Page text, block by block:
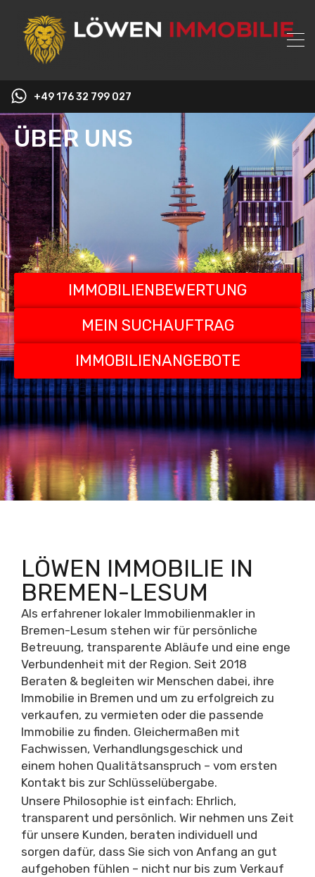
+49 176 32 799 027
ÜBER UNS
IMMOBILIENBEWERTUNG
MEIN SUCHAUFTRAG
IMMOBILIENANGEBOTE
LÖWEN IMMOBILIE IN
BREMEN-LESUM
Als erfahrener lokaler Immobilienmakler in
Bremen-Lesum stehen wir für persönliche
Betreuung, transparente Abläufe und eine enge
Verbundenheit mit der Region. Seit 2018
Beraten & begleiten wir Menschen dabei, ihre
Immobilie in Bremen und um zu erfolgreich zu
verkaufen, zu vermieten oder die passende
Immobilie zu finden. Gleichermaßen mit
Fachwissen, Verhandlungsgeschick und
einem hohen Qualitätsanspruch – vom ersten
Kontakt bis zur Schlüsselübergabe.
Unsere Philosophie ist einfach: Ehrlich,
transparent und persönlich. Wir nehmen uns Zeit
für unsere Kunden, beraten individuell und
sorgen dafür, dass Sie sich von Anfang an gut
aufgehoben fühlen – nicht nur bis zum Verkauf